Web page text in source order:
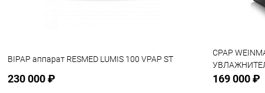
BIPAP аппарат RESMED LUMIS 100 VPAP ST
230 000 ₽
CPAP
169 000 ₽